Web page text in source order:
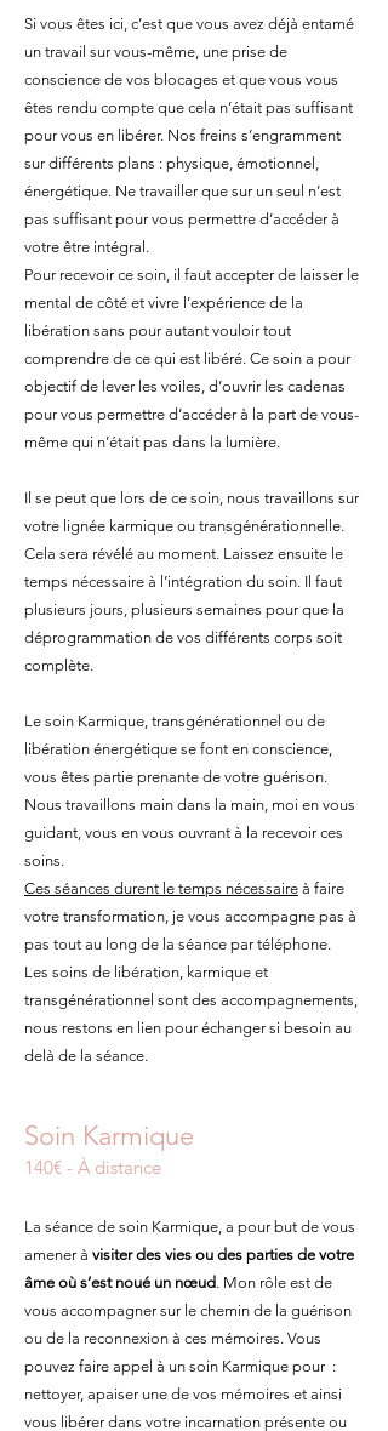
Si vous êtes ici, c’est que vous avez déjà entamé
un travail sur vous-même, une prise de
conscience de vos blocages et que vous vous
êtes rendu compte que cela n’était pas suffisant
pour vous en libérer. Nos freins s’engramment
sur différents plans : physique, émotionnel,
énergétique. Ne travailler que sur un seul n’est
pas suffisant pour vous permettre d’accéder à
votre être intégral.
Pour recevoir ce soin, il faut accepter de laisser le
mental de côté et vivre l’expérience de la
libération sans pour autant vouloir tout
comprendre de ce qui est libéré. Ce soin a pour
objectif de lever les voiles, d’ouvrir les cadenas
pour vous permettre d’accéder à la part de vous-
même qui n’était pas dans la lumière.
Il se peut que lors de ce soin, nous travaillons sur
votre lignée karmique ou transgénérationnelle.
Cela sera révélé au moment. Laissez ensuite le
temps nécessaire à l’intégration du soin. Il faut
plusieurs jours, plusieurs semaines pour que la
déprogrammation de vos différents corps soit
complète.
Le soin Karmique, transgénérationnel ou de
libération énergétique se font en conscience,
vous êtes partie prenante de votre guérison.
Nous travaillons main dans la main, moi en vous
guidant, vous en vous ouvrant à la recevoir ces
soins.
Ces séances durent le temps nécessaire à faire
votre transformation, je vous accompagne pas à
pas tout au long de la séance par téléphone.
Les soins de libération, karmique et
transgénérationnel sont des accompagnements,
nous restons en lien pour échanger si besoin au
delà de la séance.
Soin Karmique
140€ - À distance
La séance de soin Karmique, a pour but de vous
amener à visiter des vies ou des parties de votre
âme où s’est noué un nœud. Mon rôle est de
vous accompagner sur le chemin de la guérison
ou de la reconnexion à ces mémoires. Vous
pouvez faire appel à un soin Karmique pour :
nettoyer, apaiser une de vos mémoires et ainsi
vous libérer dans votre incarnation présente ou